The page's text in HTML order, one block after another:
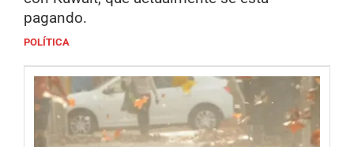
pagando.
POLÍTICA